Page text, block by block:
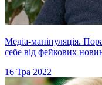
Медіа-маніпуляція.
себе від фейкових
16 Тра 2022